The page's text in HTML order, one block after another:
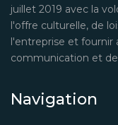
juillet 2019 avec la
l'offre culturelle, de
l'entreprise et fournir
communication et
Navigation